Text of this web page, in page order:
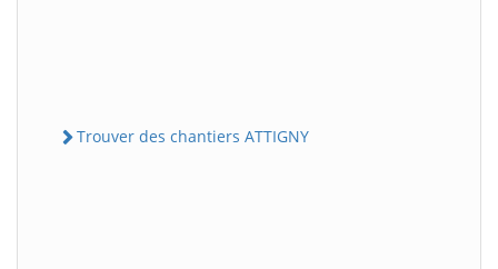
Trouver des chantiers ATTIGNY